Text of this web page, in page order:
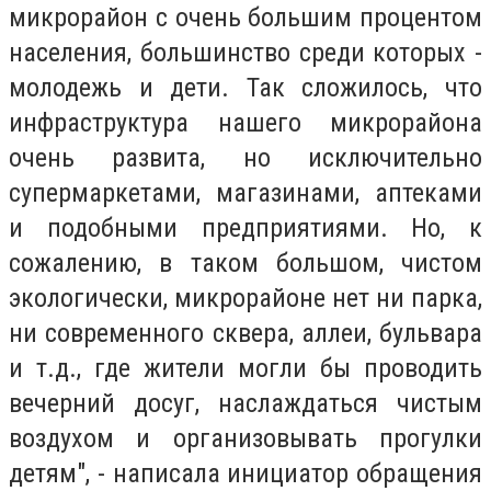
микрорайон с очень большим процентом
населения, большинство среди которых -
молодежь и дети. Так сложилось, что
инфраструктура нашего микрорайона
очень развита, но исключительно
супермаркетами, магазинами, аптеками
и подобными предприятиями. Но, к
сожалению, в таком большом, чистом
экологически, микрорайоне нет ни парка,
ни современного сквера, аллеи, бульвара
и т.д., где жители могли бы проводить
вечерний досуг, наслаждаться чистым
воздухом и организовывать прогулки
детям", - написала инициатор обращения